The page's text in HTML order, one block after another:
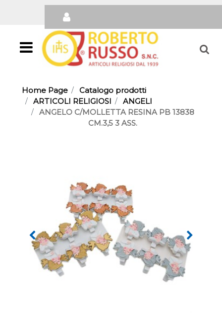
Open
Home Page
Catalogo prodotti
ARTICOLI RELIGIOSI
ANGELI
ANGELO C/MOLLETTA RESINA PB 13838
CM.3,5 3 ASS.